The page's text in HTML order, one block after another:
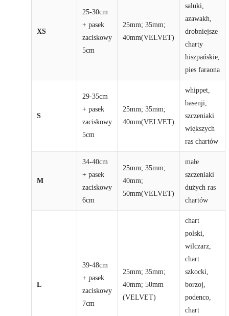
XS
25-30cm
+ pasek
zaciskowy
5cm
25mm; 35mm;
40mm(VELVET)
saluki,
azawakh,
drobniejsze
charty
hiszpańskie,
pies faraona
S
29-35cm
+ pasek
zaciskowy
5cm
25mm; 35mm;
40mm(VELVET)
whippet,
basenji,
szczeniaki
większych
ras chartów
M
34-40cm
+ pasek
zaciskowy
6cm
25mm; 35mm;
40mm;
50mm(VELVET)
małe
szczeniaki
dużych ras
chartów
L
39-48cm
+ pasek
zaciskowy
7cm
25mm; 35mm;
40mm; 50mm
(VELVET)
chart
polski,
wilczarz,
chart
szkocki,
borzoj,
podenco,
chart